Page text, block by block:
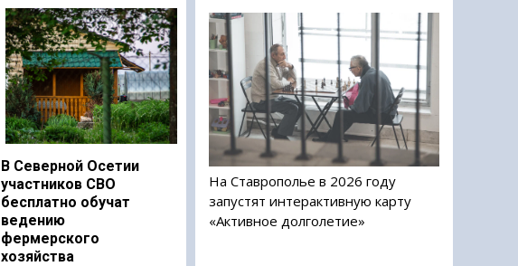
В Северной Осетии
участников СВО
бесплатно обучат
ведению
фермерского
хозяйства
На Ставрополье в 2026 году
запустят интерактивную карту
«Активное долголетие»